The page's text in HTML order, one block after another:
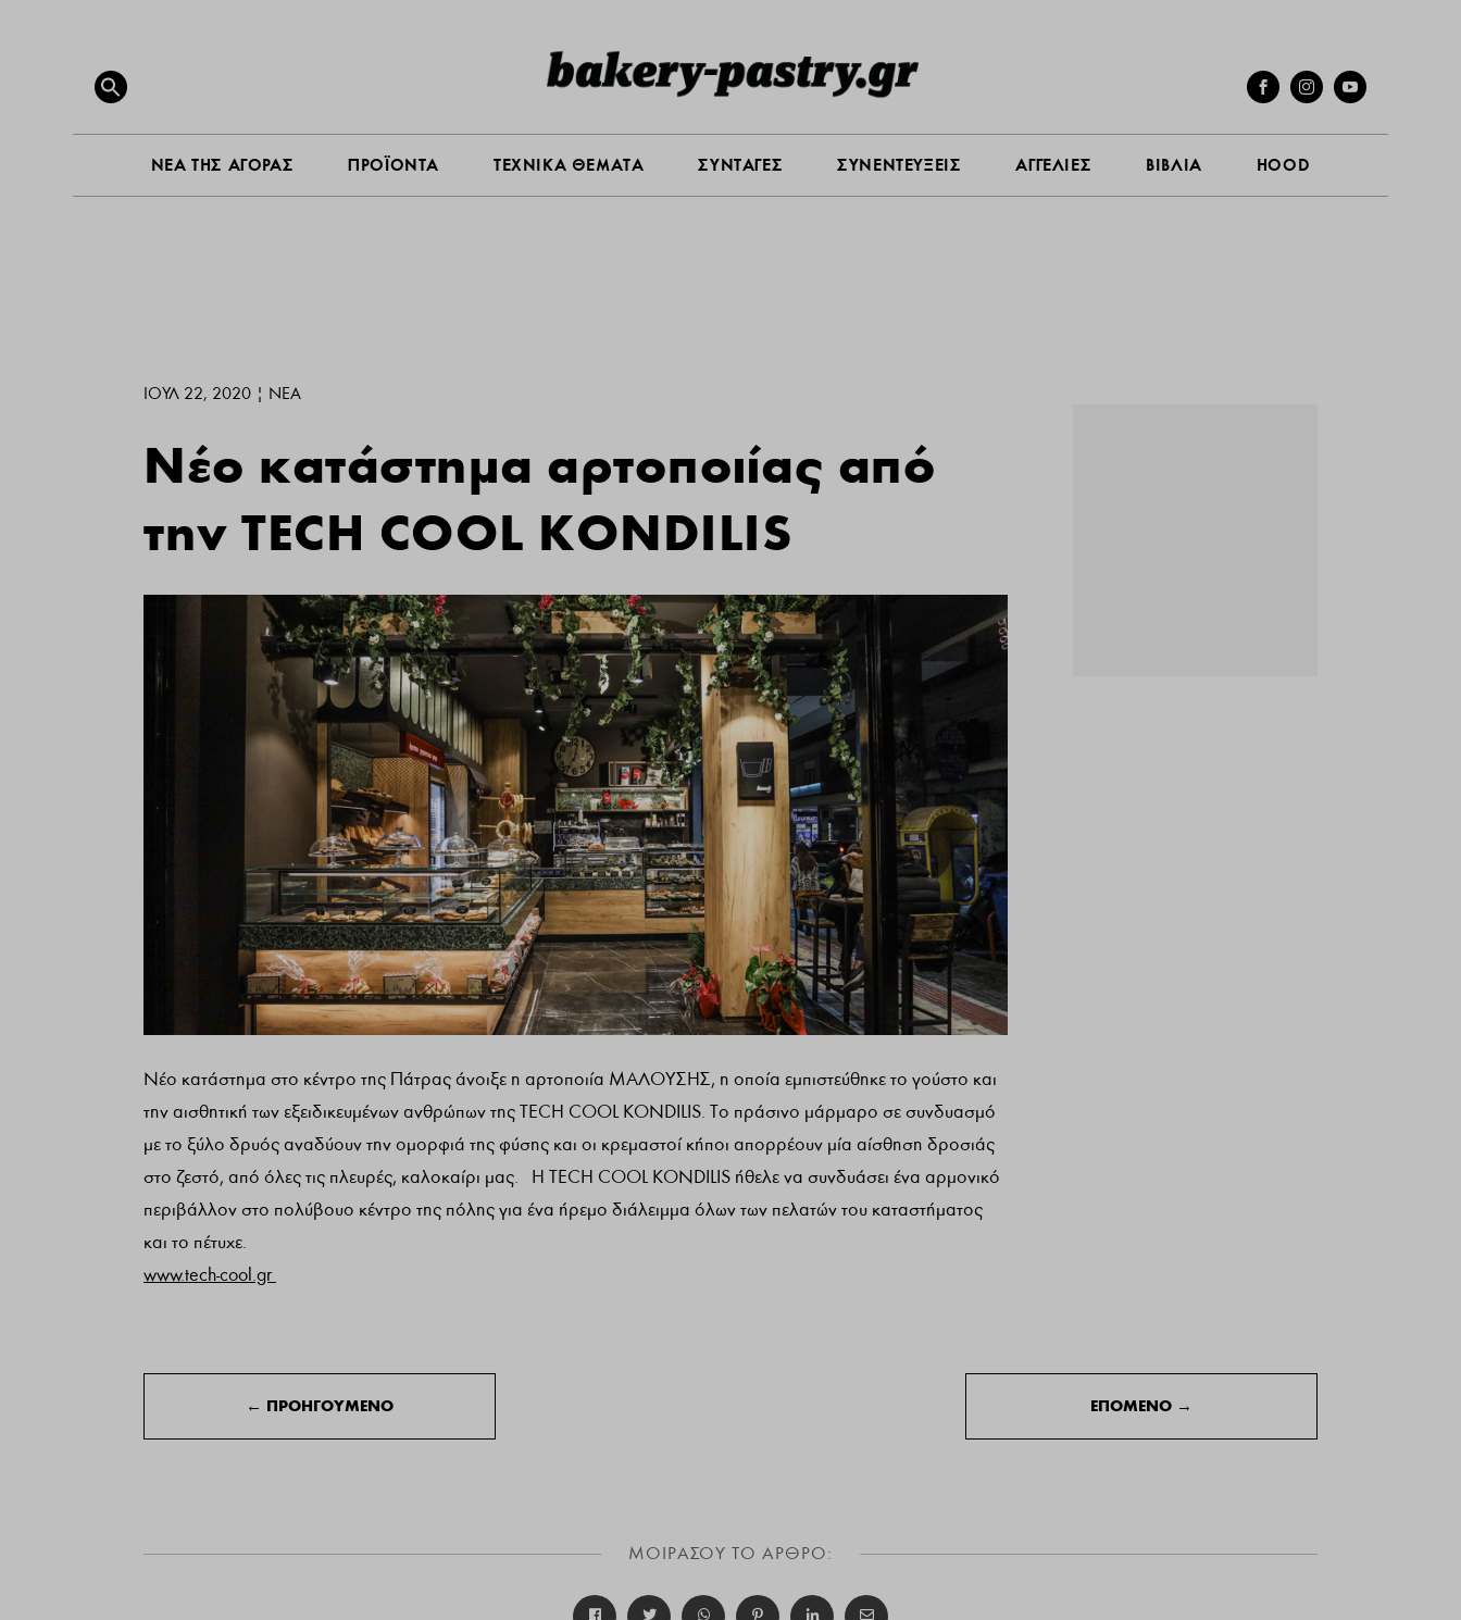
Search
for:
SEARCH BUTTON
ΝΕΑ ΤΗΣ ΑΓΟΡΑΣ ΠΡΟΪΟΝΤΑ ΤΕΧΝΙΚΑ ΘΕΜΑΤΑ ΣΥΝΤΑΓΕΣ ΣΥΝΕΝΤΕΥΞΕΙΣ ΑΓΓΕΛΙΕΣ ΒΙΒΛΙΑ HOOD
HOOD
ΙΟΎΛ 22, 2020 | ΝΕΑ
Νέο κατάστημα αρτοποιίας από
την TECH COOL KONDILIS
Νέο κατάστημα στο κέντρο της Πάτρας άνοιξε η αρτοποιία ΜΑΛΟΥΣΗΣ, η οποία εμπιστεύθηκε το γούστο και
την αισθητική των εξειδικευμένων ανθρώπων της TECH COOL KONDILIS. Το πράσινο μάρμαρο σε συνδυασμό
με το ξύλο δρυός αναδύουν την ομορφιά της φύσης και οι κρεμαστοί κήποι απορρέουν μία αίσθηση δροσιάς
στο ζεστό, από όλες τις πλευρές, καλοκαίρι μας. Η TECH COOL KONDILIS ήθελε να συνδυάσει ένα αρμονικό
περιβάλλον στο πολύβουο κέντρο της πόλης για ένα ήρεμο διάλειμμα όλων των πελατών του καταστήματος
και το πέτυχε.
www.tech-cool.gr
← ΠΡΟΗΓΟΥΜΕΝΟ ΕΠΟΜΕΝΟ →
ΜΟΙΡΑΣΟΥ ΤΟ ΑΡΘΡΟ: